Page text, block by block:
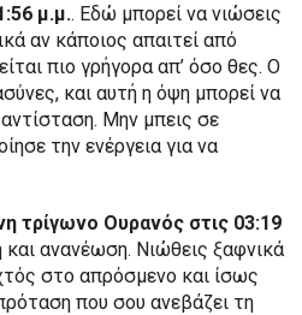
μ.μ.. Εδώ μπορεί να νιώσεις
αν κάποιος απαιτεί από
πιο γρήγορα απ’ όσο θες. Ο
και αυτή η όψη μπορεί να
Μην μπεις σε
την ενέργεια για να
τρίγωνο Ουρανός στις 03:19
και ανανέωση. Νιώθεις ξαφνικά
στο απρόσμενο και ίσως
που σου ανεβάζει τη